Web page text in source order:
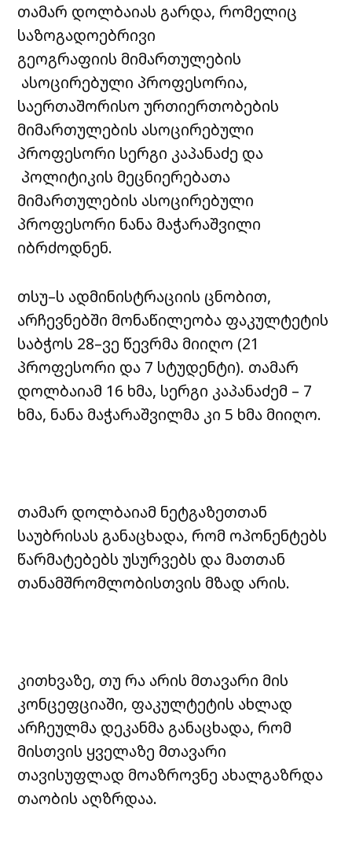
თამარ დოლბაიას გარდა, რომელიც
საზოგადოებრივი
გეოგრაფიის მიმართულების
ასოცირებული პროფესორია,
საერთაშორისო ურთიერთობების
მიმართულების ასოცირებული
პროფესორი სერგი კაპანაძე და
პოლიტიკის მეცნიერებათა
მიმართულების ასოცირებული
პროფესორი ნანა მაჭარაშვილი
იბრძოდნენ.
თსუ–ს ადმინისტრაციის ცნობით,
არჩევნებში მონაწილეობა ფაკულტეტის
საბჭოს 28–ვე წევრმა მიიღო (21
პროფესორი და 7 სტუდენტი). თამარ
დოლბაიამ 16 ხმა, სერგი კაპანაძემ – 7
ხმა, ნანა მაჭარაშვილმა კი 5 ხმა მიიღო.
თამარ დოლბაიამ ნეტგაზეთთან
საუბრისას განაცხადა, რომ ოპონენტებს
წარმატებებს უსურვებს და მათთან
თანამშრომლობისთვის მზად არის.
კითხვაზე, თუ რა არის მთავარი მის
კონცეფციაში, ფაკულტეტის ახლად
არჩეულმა დეკანმა განაცხადა, რომ
მისთვის ყველაზე მთავარი
თავისუფლად მოაზროვნე ახალგაზრდა
თაობის აღზრდაა.